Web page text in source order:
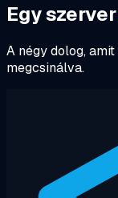
Egy szerver
A négy dolog,
megcsinálva.